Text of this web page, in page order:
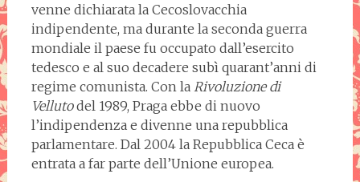
venne dichiarata la Cecoslovacchia
indipendente, ma durante la seconda guerra
mondiale il paese fu occupato dall’esercito
tedesco e al suo decadere subì quarant’anni di
regime comunista. Con la Rivoluzione di
Vellutodel 1989, Praga ebbe di nuovo
l’indipendenza e divenne una repubblica
parlamentare. Dal 2004 la Repubblica Ceca è
entrata a far parte dell’Unione europea.